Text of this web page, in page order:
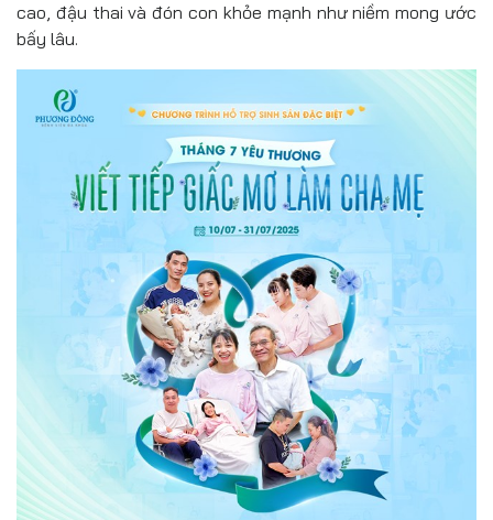
cao, đậu thai và đón con khỏe mạnh như niềm mong ước
bấy lâu.